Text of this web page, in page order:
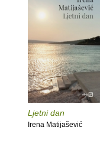
Ljetni dan
Irena Matijašević